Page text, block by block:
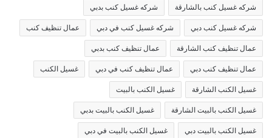
شركه غسيل كنب بالشارقة شركه غسيل كنب بدبي
شركه غسيل كنب دبي شركه غسيل كنب في دبي عمال تنظيف كنب
عمال تنظيف كنب الشارقة عمال تنظيف كنب بدبي
عمال تنظيف كنب دبي عمال تنظيف كنب في دبي غسيل الكنب
غسيل الكنب الشارقة غسيل الكنب بالبيت
غسيل الكنب بالبيت الشارقة غسيل الكنب بالبيت بدبي
غسيل الكنب بالبيت دبي غسيل الكنب بالبيت في دبي